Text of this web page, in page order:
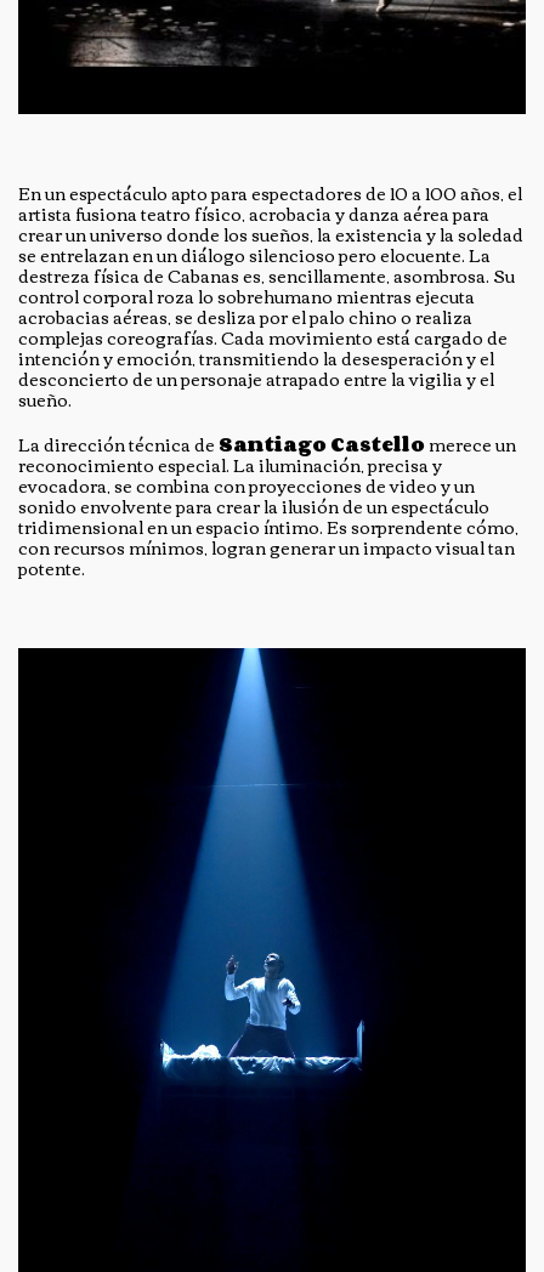
En un espectáculo apto para espectadores de 10 a 100 años, el
artista fusiona teatro físico, acrobacia y danza aérea para
crear un universo donde los sueños, la existencia y la soledad
se entrelazan en un diálogo silencioso pero elocuente. La
destreza física de Cabanas es, sencillamente, asombrosa. Su
control corporal roza lo sobrehumano mientras ejecuta
acrobacias aéreas, se desliza por el palo chino o realiza
complejas coreografías. Cada movimiento está cargado de
intención y emoción, transmitiendo la desesperación y el
desconcierto de un personaje atrapado entre la vigilia y el
sueño.
La dirección técnica deSantiago Castellomerece un
reconocimiento especial. La iluminación, precisa y
evocadora, se combina con proyecciones de video y un
sonido envolvente para crear la ilusión de un espectáculo
tridimensional en un espacio íntimo. Es sorprendente cómo,
con recursos mínimos, logran generar un impacto visual tan
potente.